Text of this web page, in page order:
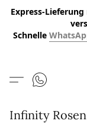
Express-
Schnelle
Infinity Rosen